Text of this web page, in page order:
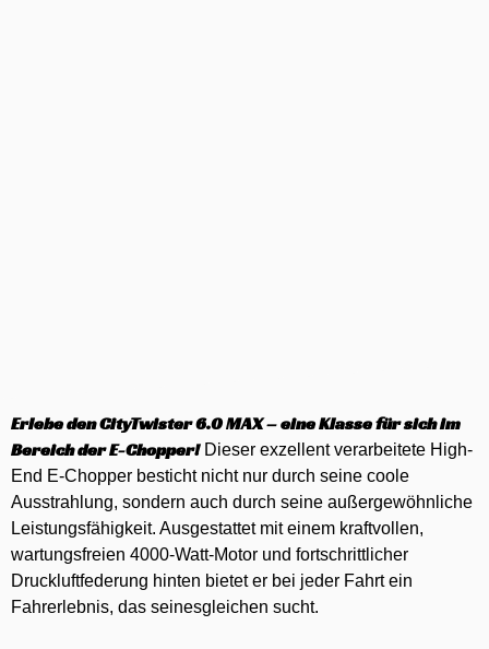
Erlebe den CityTwister 6.0 MAX – eine Klasse für sich im
Bereich der E-Chopper!Dieser exzellent verarbeitete High-
End E-Chopper besticht nicht nur durch seine coole
Ausstrahlung, sondern auch durch seine außergewöhnliche
Leistungsfähigkeit. Ausgestattet mit einem kraftvollen,
wartungsfreien 4000-Watt-Motor und fortschrittlicher
Druckluftfederung hinten bietet er bei jeder Fahrt ein
Fahrerlebnis, das seinesgleichen sucht.